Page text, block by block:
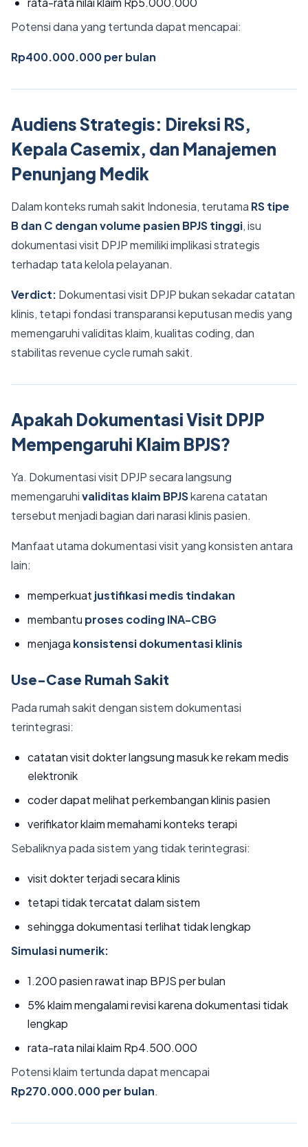
Potensi dana yang tertunda dapat mencapai:
Rp400.000.000 per bulan
Audiens Strategis: Direksi RS,
Kepala Casemix, dan Manajemen
Penunjang Medik
Dalam konteks rumah sakit Indonesia, terutama RS tipe
B dan C dengan volume pasien BPJS tinggi, isu
dokumentasi visit DPJP memiliki implikasi strategis
terhadap tata kelola pelayanan.
Verdict: Dokumentasi visit DPJP bukan sekadar catatan
klinis, tetapi fondasi transparansi keputusan medis yang
memengaruhi validitas klaim, kualitas coding, dan
stabilitas revenue cycle rumah sakit.
Apakah Dokumentasi Visit DPJP
Mempengaruhi Klaim BPJS?
Ya. Dokumentasi visit DPJP secara langsung
memengaruhivaliditas klaim BPJSkarena catatan
tersebut menjadi bagian dari narasi klinis pasien.
Manfaat utama dokumentasi visit yang konsisten antara
lain:
memperkuat justifikasi medis tindakan
membantu proses coding INA-CBG
menjaga konsistensi dokumentasi klinis
Use-Case Rumah Sakit
Pada rumah sakit dengan sistem dokumentasi
terintegrasi:
catatan visit dokter langsung masuk ke rekam medis
elektronik
coder dapat melihat perkembangan klinis pasien
verifikator klaim memahami konteks terapi
Sebaliknya pada sistem yang tidak terintegrasi:
visit dokter terjadi secara klinis
tetapi tidak tercatat dalam sistem
sehingga dokumentasi terlihat tidak lengkap
Simulasi numerik:
1.200 pasien rawat inap BPJS per bulan
5% klaim mengalami revisi karena dokumentasi tidak
lengkap
rata-rata nilai klaim Rp4.500.000
Potensi klaim tertunda dapat mencapai
Rp270.000.000 per bulan.